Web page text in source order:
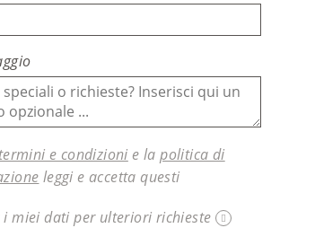
termini e condizioni e lapolitica di
leggi e accetta questi
i miei dati per ulteriori richieste